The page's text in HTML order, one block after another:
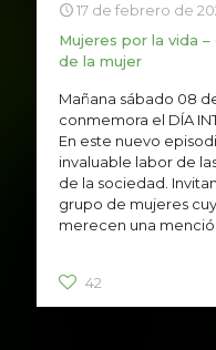
17 de febrero de
Mujeres por la vida
de la mujer
Mañana sábado 08
conmemora el DÍA
En este nuevo
invaluable labor de
de la sociedad.
grupo de mujeres
merecen una
42